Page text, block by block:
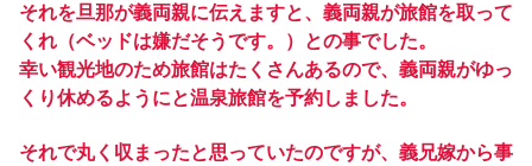
それを旦那が義両親に伝えますと、義両親が旅館を取って
くれ（ベッドは嫌だそうです。）との事でした。
幸い観光地のため旅館はたくさんあるので、義両親がゆっ
くり休めるようにと温泉旅館を予約しました。
それで丸く収まったと思っていたのですが、義兄嫁から事